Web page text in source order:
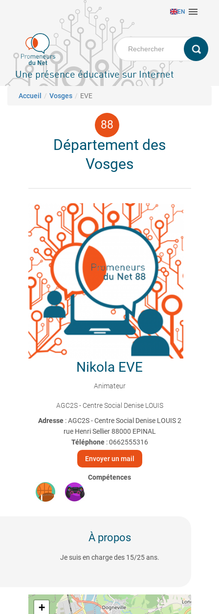
principal
EN 
Une présence éducative sur Internet
Fil d'Ariane
Accueil Vosges EVE
Département des
Vosges
Nikola EVE
Animateur
AGC2S - Centre Social Denise LOUIS
Adresse : AGC2S - Centre Social Denise LOUIS 2
rue Henri Sellier 88000 EPINAL
Téléphone:0662555316
Envoyer un mail
Compétences
À propos
Je suis en charge des 15/25 ans.
+